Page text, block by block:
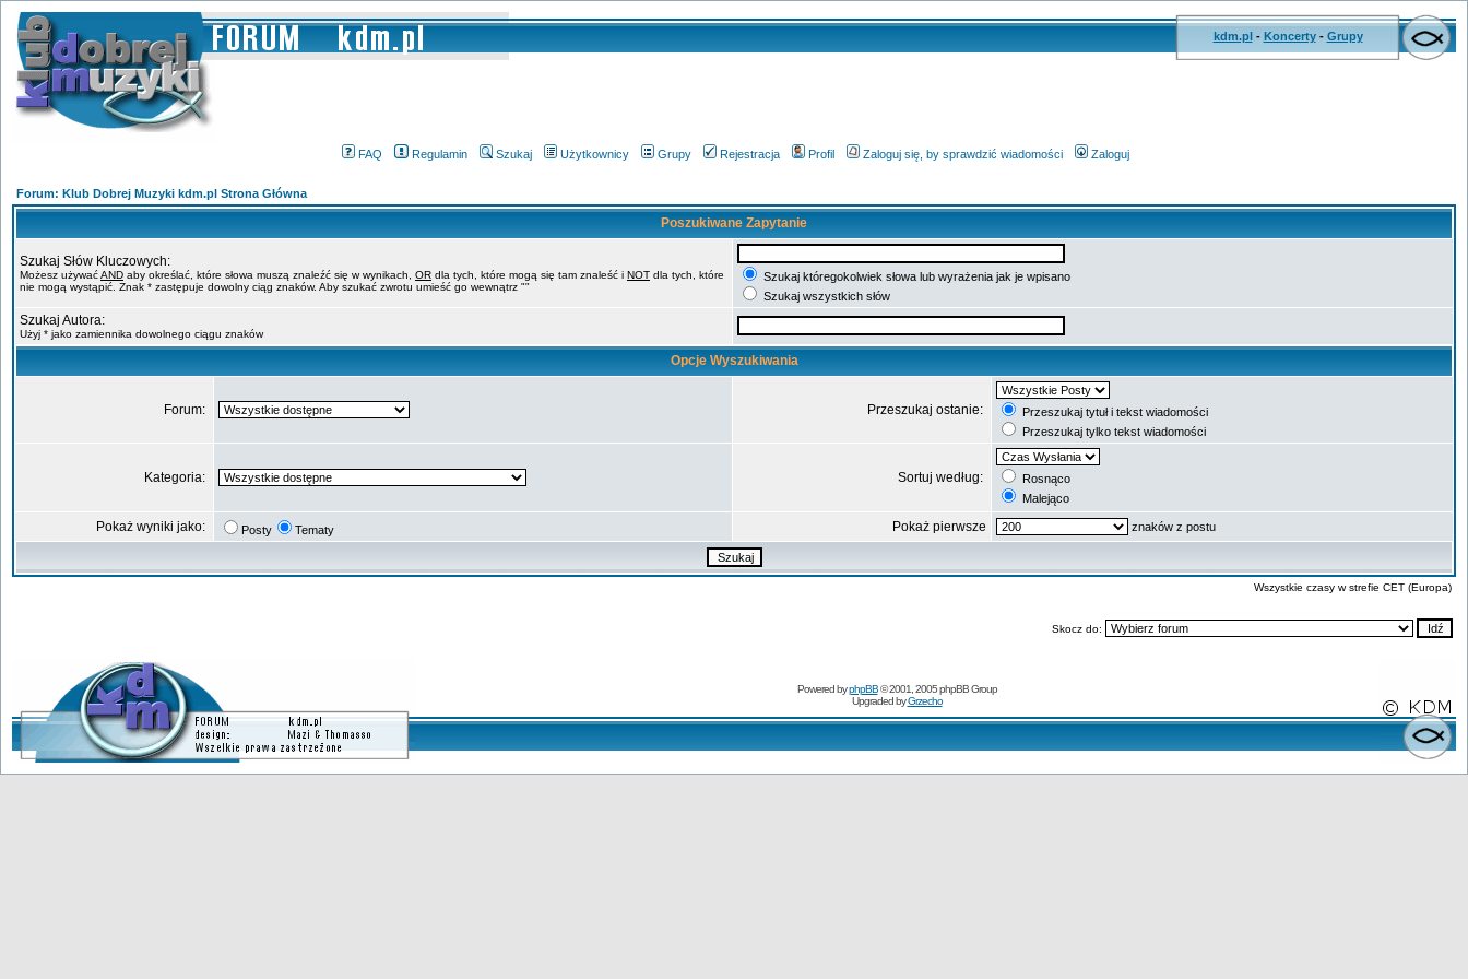
kdm.pl- Koncerty- Grupy
FAQ Regulamin Szukaj Użytkownicy Grupy Rejestracja Profil Zaloguj się, by sprawdzić wiadomości Zaloguj
Forum: Klub Dobrej Muzyki kdm.pl Strona Główna
Poszukiwane Zapytanie
Szukaj Słów Kluczowych:
Możesz używaćAND aby określać, które słowa muszą znaleźć się w wynikach, OR dla tych, które mogą się tam znaleść i NOT dla tych, które
nie mogą wystąpić. Znak * zastępuje dowolny ciąg znaków. Aby szukać zwrotu umieść go wewnątrz ""
Szukaj któregokolwiek słowa lub wyrażenia jak je wpisano
Szukaj wszystkich słów
Szukaj Autora:
Użyj * jako zamiennika dowolnego ciągu znaków
Opcje Wyszukiwania
Forum: Przeszukaj ostanie:
Przeszukaj tytuł i tekst wiadomości
Przeszukaj tylko tekst wiadomości
Kategoria: Sortuj według:
Rosnąco
Malejąco
Pokaż wyniki jako: Posty Tematy Pokaż pierwsze znaków z postu
Wszystkie czasy w strefie CET (Europa)
Skocz do:
Powered byphpBB© 2001, 2005 phpBB Group
Upgraded byGrzecho